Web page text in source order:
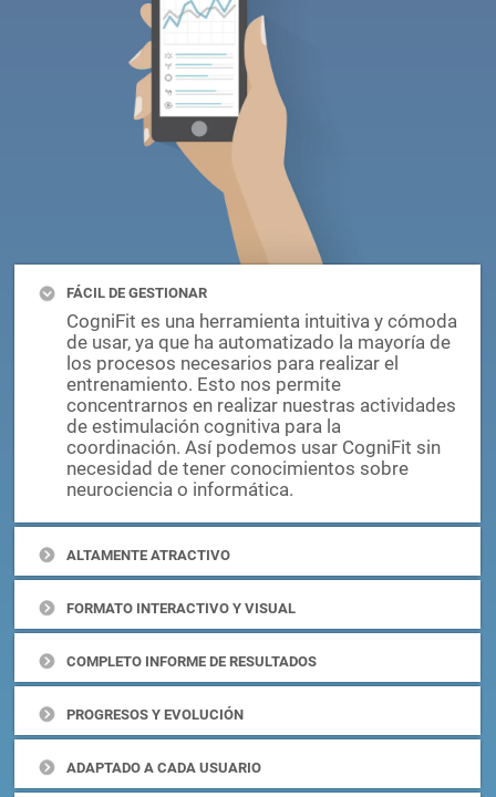
FÁCIL DE GESTIONAR
CogniFit es una herramienta intuitiva y cómoda
de usar, ya que ha automatizado la mayoría de
los procesos necesarios para realizar el
entrenamiento. Esto nos permite
concentrarnos en realizar nuestras actividades
de estimulación cognitiva para la
coordinación. Así podemos usar CogniFit sin
necesidad de tener conocimientos sobre
neurociencia o informática.
ALTAMENTE ATRACTIVO
FORMATO INTERACTIVO Y VISUAL
COMPLETO INFORME DE RESULTADOS
PROGRESOS Y EVOLUCIÓN
ADAPTADO A CADA USUARIO